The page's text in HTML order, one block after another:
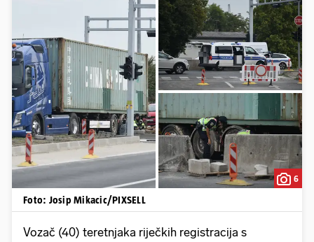
6
Foto: Josip Mikacic/PIXSELL
Vozač (40) teretnjaka riječkih registracija s